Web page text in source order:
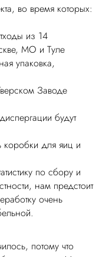
во время которых:
из 14
МО и Туле
упаковка,
Заводе
будут
коробки для яиц и
по сбору и
нам предстоит
очень
потому что